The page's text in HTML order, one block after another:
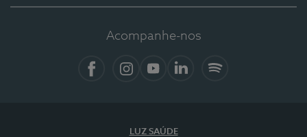
Acompanhe-nos
LUZ SAÚDE